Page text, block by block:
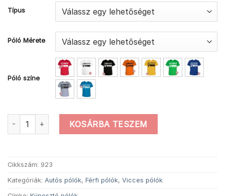
Típus
Póló Mérete
Póló színe
Sor 6 kúposztó autós póló mennyiség
KOSÁRBA TESZEM
Cikkszám: 923
Kategóriák: Autós pólók, Férfi pólók, Vicces pólók